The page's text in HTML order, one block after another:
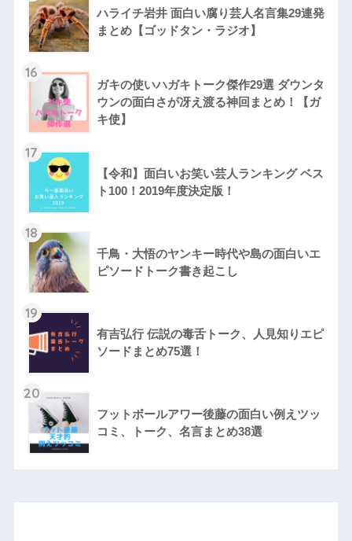
ハライチ岩井 面白い腐り芸人名言集29連発
まとめ【ゴッドタン・ラジオ】
16
ガキの使いハガキトーク傑作29選 ダウンタ
ウンの面白さが冴え渡る神回まとめ！【ガ
キ使】
17
【令和】面白いお笑い芸人ランキング ベス
ト100！2019年度決定版！
18
千鳥・大悟のヤンキー時代や島の面白いエ
ピソードトーク書き起こし
19
有吉弘行 伝説の毒舌トーク、人見知りエピ
ソードまとめ75選！
20
フットボールアワー後藤の面白い例えツッ
コミ、トーク、名言まとめ38選